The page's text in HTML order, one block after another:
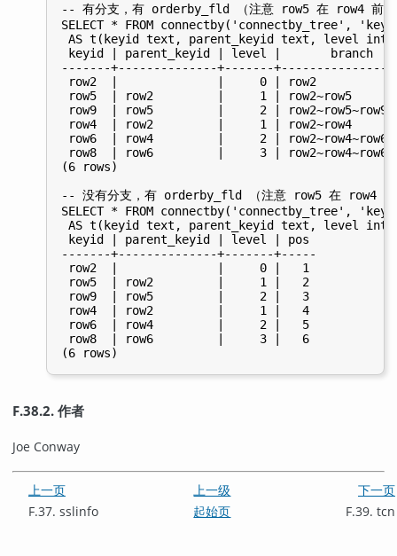
-- 有分支，有 orderby_fld （注意 row5 在 row4 前面
SELECT * FROM
AS t(keyid text, parent_keyid text, level
keyid | parent_keyid | level |       branch
-------+--------------+-------
row2  |              |     0 | row2
row5  | row2         |     1 | row2~row5
row9  | row5         |     2 |
row4  | row2         |     1 | row2~row4
row6  | row4         |     2 |
row8  | row6         |     3 |
(6 rows)
-- 没有分支，有 orderby_fld （注意 row5 在 row4 前
SELECT * FROM
AS t(keyid text, parent_keyid text, level
keyid | parent_keyid | level | pos
-------+--------------+-------+-----
row2  |              |     0 |   1
row5  | row2         |     1 |   2
row9  | row5         |     2 |   3
row4  | row2         |     1 |   4
row6  | row4         |     2 |   5
row8  | row6         |     3 |   6
F.38.2. 作者
Joe Conway
上一页 上一级
下一页
F.37. sslinfo
起始页 F.39. tcn